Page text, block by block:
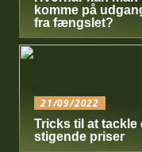
komme på
fra fængslet?
21/09/2022
Tricks til at tackle
stigende priser